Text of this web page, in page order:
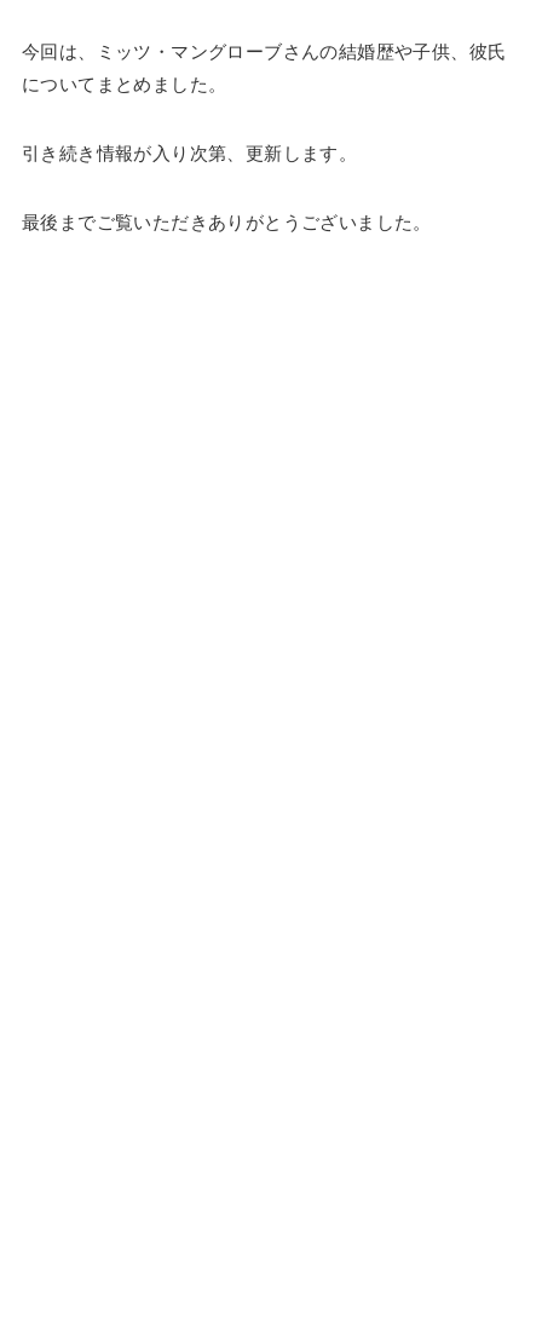
今回は、ミッツ・マングローブさんの結婚歴や子供、彼氏
についてまとめました。
引き続き情報が入り次第、更新します。
最後までご覧いただきありがとうございました。